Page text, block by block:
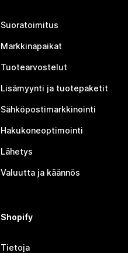
Suoratoimitus
Markkinapaikat
Tuotearvostelut
Lisämyynti ja tuotepaketit
Sähköpostimarkkinointi
Hakukoneoptimointi
Lähetys
Valuutta ja käännös
Shopify
Tietoja